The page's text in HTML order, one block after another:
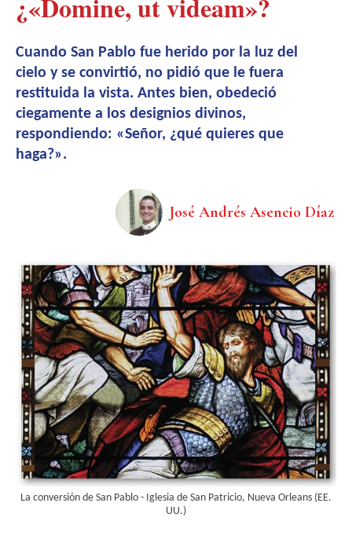
¿«Domine, ut videam»?
Cuando San Pablo fue herido por la luz del
cielo y se convirtió, no pidió que le fuera
restituida la vista. Antes bien, obedeció
ciegamente a los designios divinos,
respondiendo: «Señor, ¿qué quieres que
haga?».
José Andrés Asencio Díaz
La conversión de San Pablo - Iglesia de San Patricio, Nueva Orleans (EE.
UU.)